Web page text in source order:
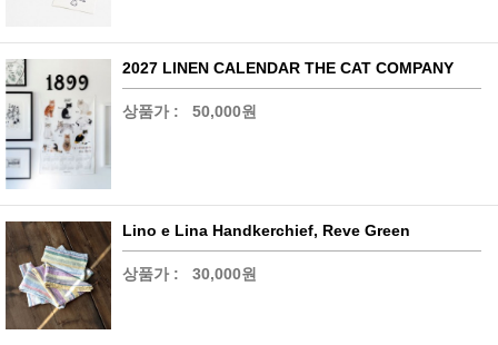
2027 LINEN CALENDAR THE CAT COMPANY
상품가 : 50,000원
Lino e Lina Handkerchief, Reve Green
상품가 : 30,000원